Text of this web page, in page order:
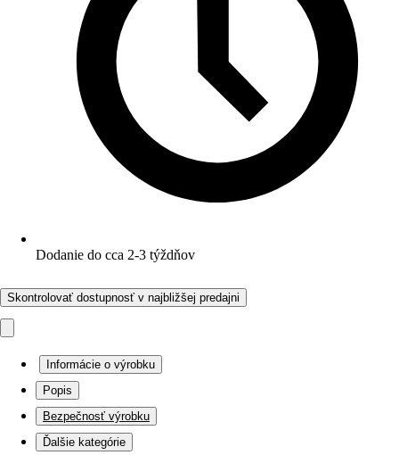
Dodanie do cca 2-3 týždňov
Skontrolovať dostupnosť v najbližšej predajni
Informácie o výrobku
Popis
Bezpečnosť výrobku
Ďalšie kategórie